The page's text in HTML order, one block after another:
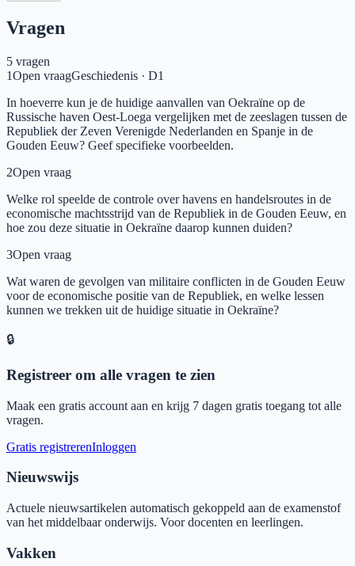
Vragen
5 vragen
1Open vraagGeschiedenis · D1
In hoeverre kun je de huidige aanvallen van Oekraïne op de
Russische haven Oest-Loega vergelijken met de zeeslagen tussen de
Republiek der Zeven Verenigde Nederlanden en Spanje in de
Gouden Eeuw? Geef specifieke voorbeelden.
2Open vraag
Welke rol speelde de controle over havens en handelsroutes in de
economische machtsstrijd van de Republiek in de Gouden Eeuw, en
hoe zou deze situatie in Oekraïne daarop kunnen duiden?
3Open vraag
Wat waren de gevolgen van militaire conflicten in de Gouden Eeuw
voor de economische positie van de Republiek, en welke lessen
kunnen we trekken uit de huidige situatie in Oekraïne?
🔒
Registreer om alle vragen te zien
Maak een gratis account aan en krijg 7 dagen gratis toegang tot alle
vragen.
Gratis registrerenInloggen
Nieuwswijs
Actuele nieuwsartikelen automatisch gekoppeld aan de examenstof
van het middelbaar onderwijs. Voor docenten en leerlingen.
Vakken